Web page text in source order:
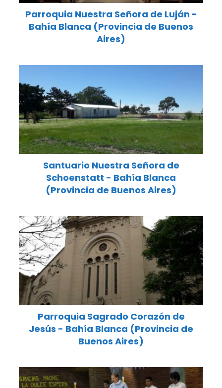
Parroquia Nuestra Señora de Luján -
Bahía Blanca (Provincia de Buenos
Aires)
Santuario Nuestra Señora de
Schoenstatt - Bahía Blanca
(Provincia de Buenos Aires)
Parroquia Sagrado Corazón de
Jesús - Bahía Blanca (Provincia de
Buenos Aires)